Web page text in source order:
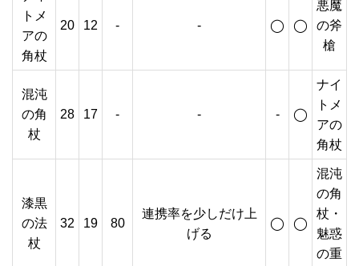
トメ
アの
角杖
20 12 - - ◯ ◯
悪魔
の斧
槍
混沌
の角
杖
28 17 - - - ◯
ナイ
トメ
アの
角杖
漆黒
の法
杖
32 19 80
連携率を少しだけ上
げる
◯ ◯
混沌
の角
杖・
魅惑
の重